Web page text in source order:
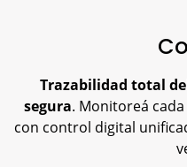
Trazabilidad total
segura. Monitoreá
con control digital